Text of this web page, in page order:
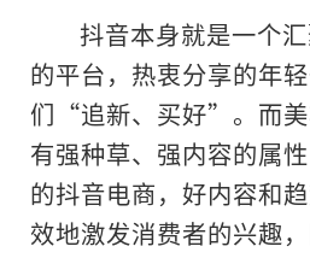
抖音本身就是一个
的平台，热衷分享的年
们“追新、买好”。而
有强种草、强内容的属性
的抖音电商，好内容和
效地激发消费者的兴趣